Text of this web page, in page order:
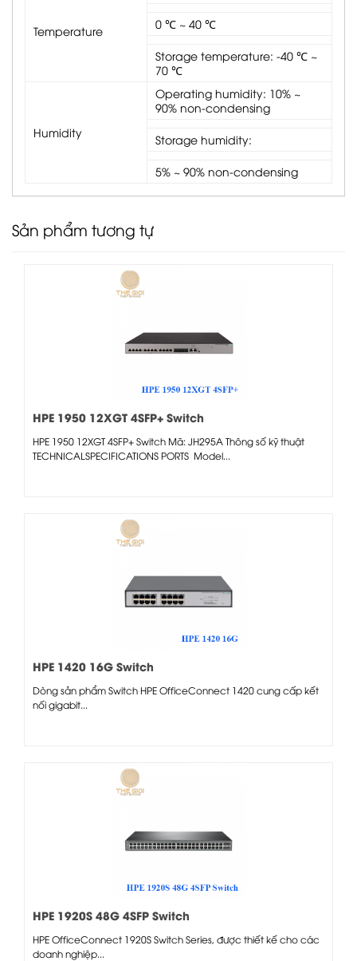
Temperature 0 ℃ ~ 40 ℃
Storage temperature: -40 ℃ ~
70 ℃
Humidity
Operating humidity: 10% ~
90% non-condensing
Storage humidity:
5% ~ 90% non-condensing
Sản phẩm tương tự
HPE 1950 12XGT 4SFP+ Switch
HPE 1950 12XGT 4SFP+ Switch Mã: JH295A Thông số kỹ thuật
TECHNICALSPECIFICATIONS PORTS Model...
HPE 1420 16G Switch
Dòng sản phẩm Switch HPE OfficeConnect 1420 cung cấp kết
nối gigabit...
HPE 1920S 48G 4SFP Switch
HPE OfficeConnect 1920S Switch Series, được thiết kế cho các
doanh nghiệp...